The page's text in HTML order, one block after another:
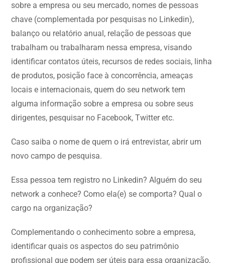
sobre a empresa ou seu mercado, nomes de pessoas
chave (complementada por pesquisas no Linkedin),
balanço ou relatório anual, relação de pessoas que
trabalham ou trabalharam nessa empresa, visando
identificar contatos úteis, recursos de redes sociais, linha
de produtos, posição face à concorrência, ameaças
locais e internacionais, quem do seu network tem
alguma informação sobre a empresa ou sobre seus
dirigentes, pesquisar no Facebook, Twitter etc.
Caso saiba o nome de quem o irá entrevistar, abrir um
novo campo de pesquisa.
Essa pessoa tem registro no Linkedin? Alguém do seu
network a conhece? Como ela(e) se comporta? Qual o
cargo na organização?
Complementando o conhecimento sobre a empresa,
identificar quais os aspectos do seu patrimônio
profissional que podem ser úteis para essa organização,